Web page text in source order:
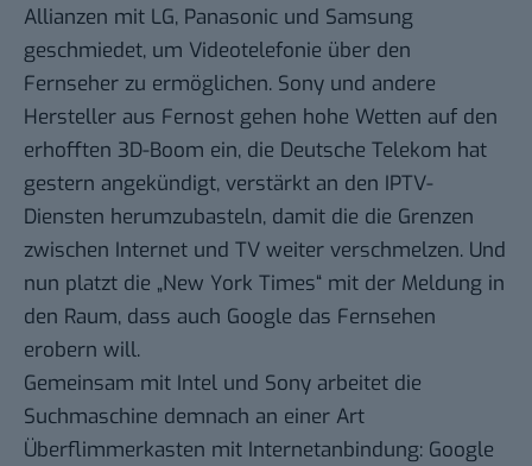
Allianzen mit LG, Panasonic und Samsung
geschmiedet, um Videotelefonie über den
Fernseher zu ermöglichen. Sony und andere
Hersteller aus Fernost gehen hohe Wetten auf den
erhofften 3D-Boom ein, die Deutsche Telekom hat
gestern angekündigt, verstärkt an den IPTV-
Diensten herumzubasteln, damit die die Grenzen
zwischen Internet und TV weiter verschmelzen. Und
nun platzt die „New York Times“ mit der Meldung in
den Raum, dass auch Google das Fernsehen
erobern will.
Gemeinsam mit Intel und Sony arbeitet die
Suchmaschine demnach an einer Art
Überflimmerkasten mit Internetanbindung: Google